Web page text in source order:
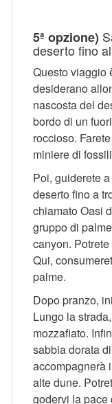
5ª opzione)
deserto fino
Questo viaggio
desiderano
nascosta del
bordo di un
roccioso.
miniere di
Poi, guiderete
deserto fino a
chiamato Oasi
gruppo di
canyon.
Qui,
palme.
Dopo pranzo,
Lungo la
mozzafiato.
sabbia dorata
accompagnerà
alte dune.
godervi la pace